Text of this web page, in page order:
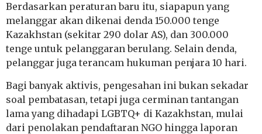
Berdasarkan peraturan baru itu, siapapun yang
melanggar akan dikenai denda 150.000 tenge
Kazakhstan (sekitar 290 dolar AS), dan 300.000
tenge untuk pelanggaran berulang. Selain denda,
pelanggar juga terancam hukuman penjara 10 hari.
Bagi banyak aktivis, pengesahan ini bukan sekadar
soal pembatasan, tetapi juga cerminan tantangan
lama yang dihadapi LGBTQ+ di Kazakhstan, mulai
dari penolakan pendaftaran NGO hingga laporan